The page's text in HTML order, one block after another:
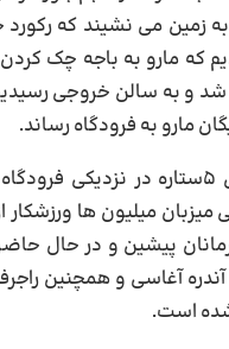
که مارو به باجه چک
و به سالن خروجی
مارو به فرودگاه رساند.
هتل جمیرا کریک ساید یک هتل
میزبان میلیون ها
پیشین و در حال
آندره آغاسی و همچنین
است.